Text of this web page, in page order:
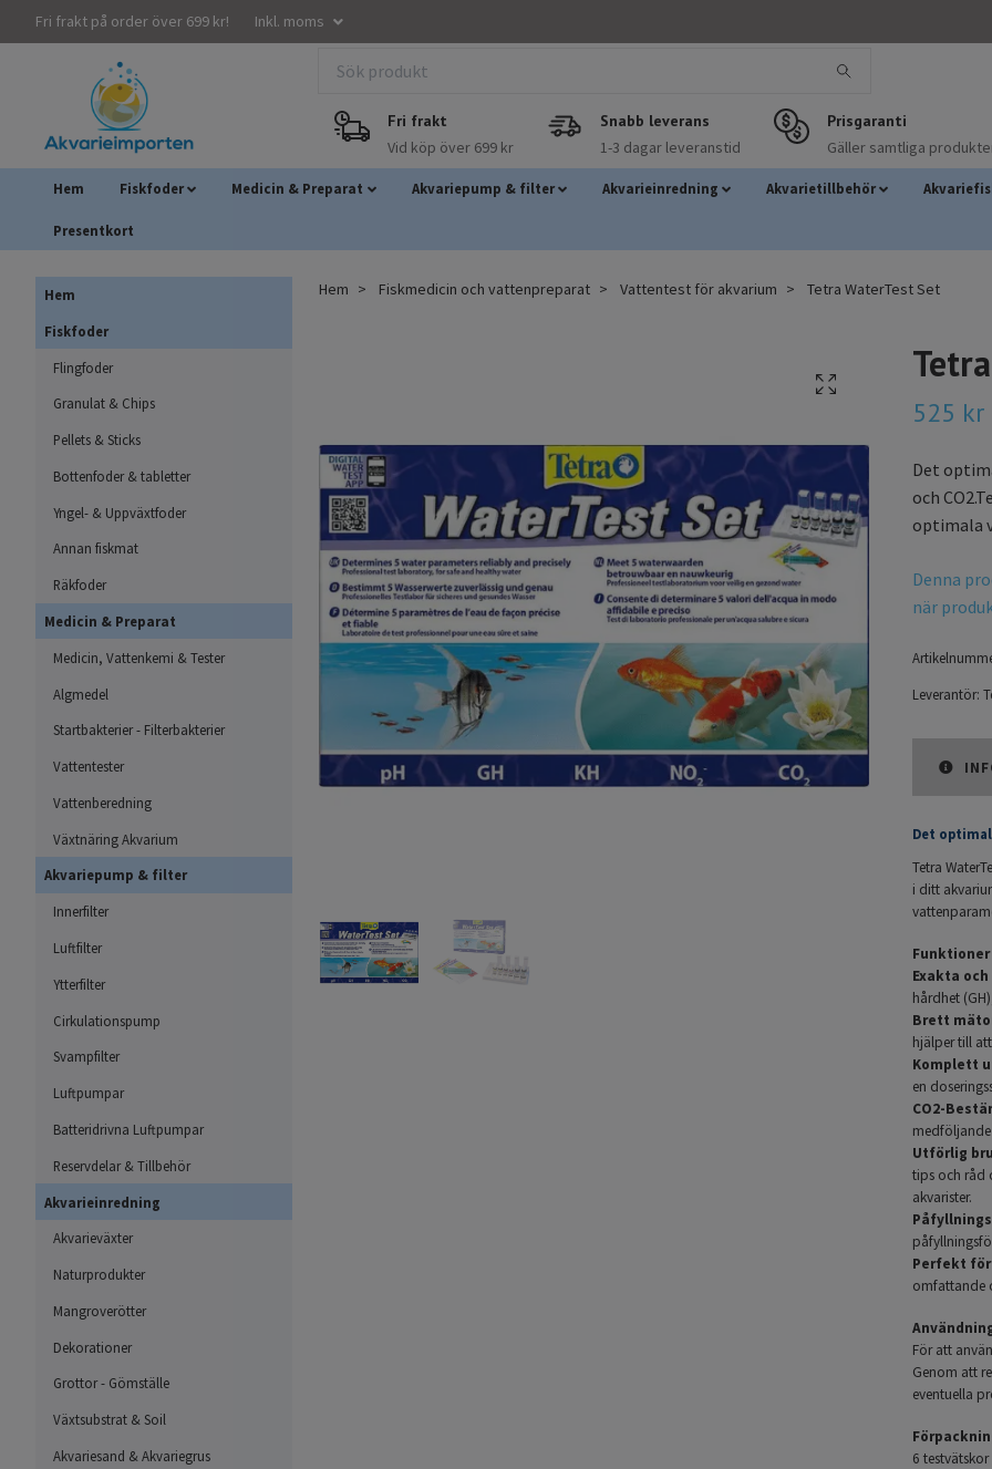
Fri frakt på order över 699 kr! Inkl. moms
Fri frakt
Vid köp över 699 kr
Snabb leverans
1-3 dagar leveranstid
Prisgaranti
Gäller samtliga
Hem Fiskfoder Medicin & Preparat Akvariepump & filter Akvarieinredning Akvarietillbehör
Presentkort
Hem
Fiskfoder
Flingfoder
Granulat & Chips
Pellets & Sticks
Bottenfoder & tabletter
Yngel- & Uppväxtfoder
Annan fiskmat
Räkfoder
Medicin & Preparat
Medicin, Vattenkemi & Tester
Algmedel
Startbakterier - Filterbakterier
Vattentester
Vattenberedning
Växtnäring Akvarium
Akvariepump & filter
Innerfilter
Luftfilter
Ytterfilter
Cirkulationspump
Svampfilter
Luftpumpar
Batteridrivna Luftpumpar
Reservdelar & Tillbehör
Akvarieinredning
Akvarieväxter
Naturprodukter
Mangroverötter
Dekorationer
Grottor - Gömställe
Växtsubstrat & Soil
Akvariesand & Akvariegrus
Hem Fiskmedicin och vattenpreparat Vattentest för akvarium Tetra WaterTest Set
525 kr
Det
och
optimala
Denna
när
Leverantör:
Det
Tetra
i ditt
Funktioner
Exakta
hårdhet
Brett
hjälper till
Komplett
en
CO2-
Utförlig
tips och råd
akvarister.
Perfekt
omfattande
För att
Genom att
eventuella
6 testvätskor